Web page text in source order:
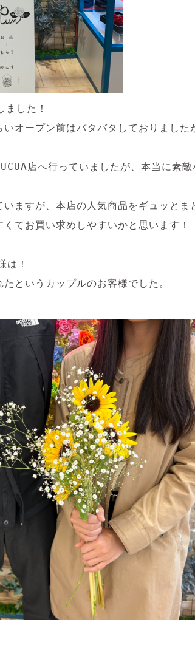
した！
オープン前はバタバタしておりました
店へ行っていましたが、本当に素
ますが、本店の人気商品をギュッとま
てお買い求めしやすいかと思います！
は！
というカップルのお客様でした。